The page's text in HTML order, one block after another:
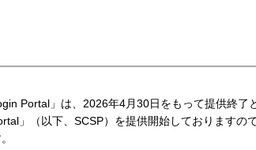
Portal」は、2026年4月30日をもって提供終了
」（以下、SCSP）を提供開始しておりますので